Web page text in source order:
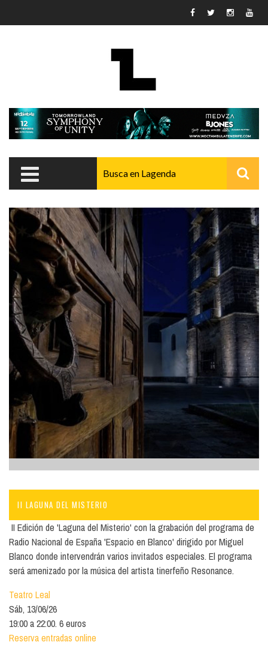
II LAGUNA DEL MISTERIO
II Edición de 'Laguna del Misterio' con la grabación del programa de
Radio Nacional de España 'Espacio en Blanco' dirigido por Miguel
Blanco donde intervendrán varios invitados especiales. El programa
será amenizado por la música del artista tinerfeño Resonance.
Teatro Leal
Sáb, 13/06/26
19:00 a 22:00. 6 euros
Reserva entradas online